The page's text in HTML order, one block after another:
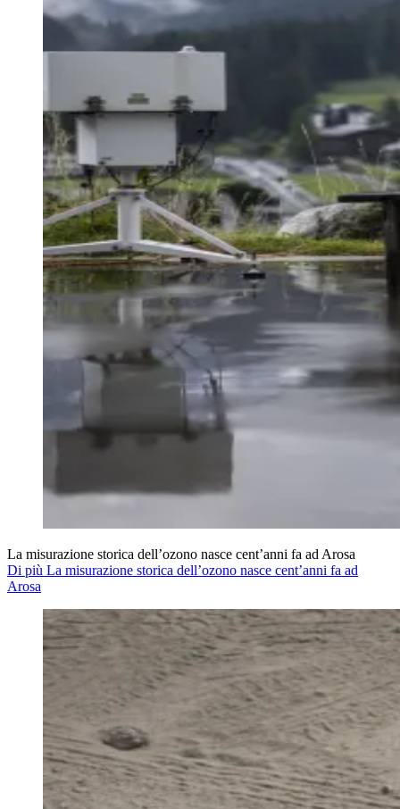
La misurazione storica dell’ozono nasce cent’anni fa ad Arosa
Di più La misurazione storica dell’ozono nasce cent’anni fa ad
Arosa